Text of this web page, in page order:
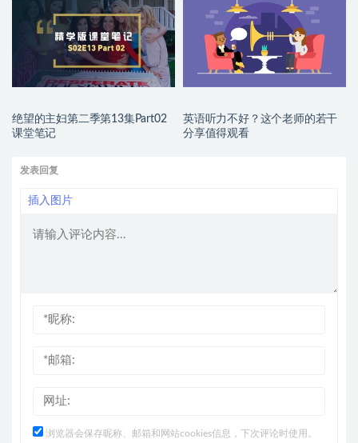
绝望的主妇第二季第13集Part02
课堂笔记
英语听力不好？这个老师的若干
分享值得观看
发表回复
插入图片
浏览器会保存昵称、邮箱和网站cookies信息，下次评论时使用。